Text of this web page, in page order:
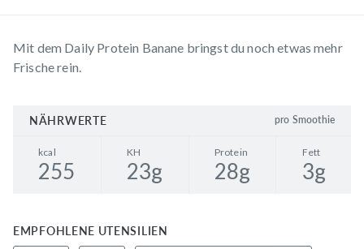
Mit dem Daily Protein Banane bringst du noch etwas mehr
Frische rein.
NÄHRWERTE pro Smoothie
kcal
255
KH
23g
Protein
28g
Fett
3g
EMPFOHLENE UTENSILIEN